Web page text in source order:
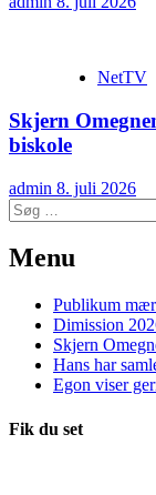
NetTV
Skjern
biskole
admin 8. juli 2026
Søg
efter:
Menu
Publikum
Dimission
Skjern
Hans har
Egon viser
Fik du set